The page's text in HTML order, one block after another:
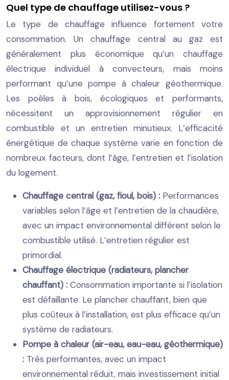
Quel type de chauffage utilisez-vous ?
Le type de chauffage influence fortement votre
consommation. Un chauffage central au gaz est
généralement plus économique qu’un chauffage
électrique individuel à convecteurs, mais moins
performant qu’une pompe à chaleur géothermique.
Les poêles à bois, écologiques et performants,
nécessitent un approvisionnement régulier en
combustible et un entretien minutieux. L’efficacité
énergétique de chaque système varie en fonction de
nombreux facteurs, dont l’âge, l’entretien et l’isolation
du logement.
Chauffage central (gaz, fioul, bois) : Performances
variables selon l’âge et l’entretien de la chaudière,
avec un impact environnemental différent selon le
combustible utilisé. L’entretien régulier est
primordial.
Chauffage électrique (radiateurs, plancher
chauffant) : Consommation importante si l’isolation
est défaillante. Le plancher chauffant, bien que
plus coûteux à l’installation, est plus efficace qu’un
système de radiateurs.
Pompe à chaleur (air-eau, eau-eau, géothermique)
: Très performantes, avec un impact
environnemental réduit, mais investissement initial